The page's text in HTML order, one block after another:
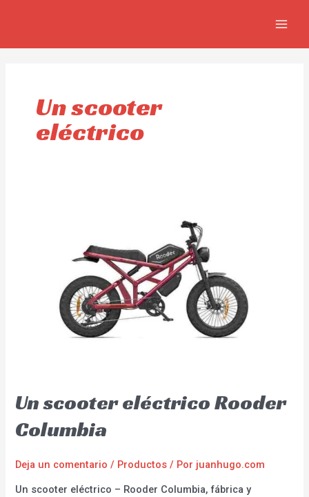
Un scooter
eléctrico
Un scooter eléctrico Rooder
Columbia
Deja un comentario / Productos / Por juanhugo.com
Un scooter eléctrico – Rooder Columbia, fábrica y